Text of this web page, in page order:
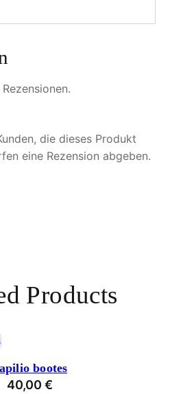
die dieses Produkt
eine Rezension abgeben.
Products
bootes
40,00 €